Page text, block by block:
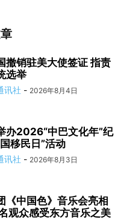
撤销驻美大使签证 指责
选举
讯社 - 2026年8月4日
办2026“中巴文化年”纪
移民日”活动
讯社 - 2026年8月3日
《中国色》音乐会亮相
观众感受东方音乐之美